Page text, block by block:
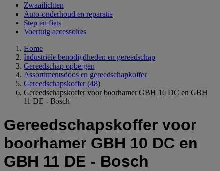
Zwaailichten
Auto-onderhoud en reparatie
Step en fiets
Voertuig accessoires
Home
Industriële benodigdheden en gereedschap
Gereedschap opbergen
Assortimentsdoos en gereedschapkoffer
Gereedschapskoffer (48)
Gereedschapskoffer voor boorhamer GBH 10 DC en GBH
11 DE - Bosch
Gereedschapskoffer voor
boorhamer GBH 10 DC en
GBH 11 DE - Bosch